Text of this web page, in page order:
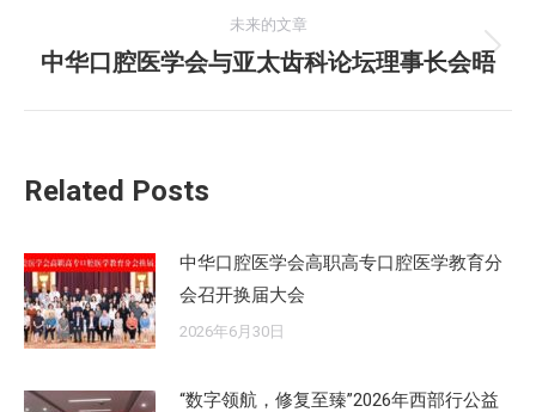
航
的
文
未来的文章
未
中华口腔医学会与亚太齿科论坛理事长会晤
Related Posts
中华口腔医学会高职高专口腔医学教育分
会召开换届大会
2026年6月30日
“数字领航，修复至臻”2026年西部行公益